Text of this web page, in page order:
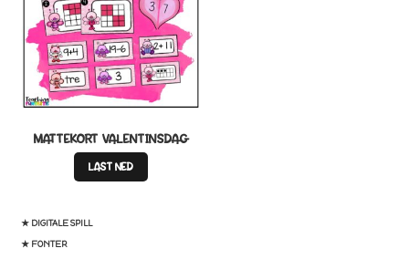
★ DIGITALE SPILL
★ FONTER
MATTEKORT VALENTINSDAG
LAST NED